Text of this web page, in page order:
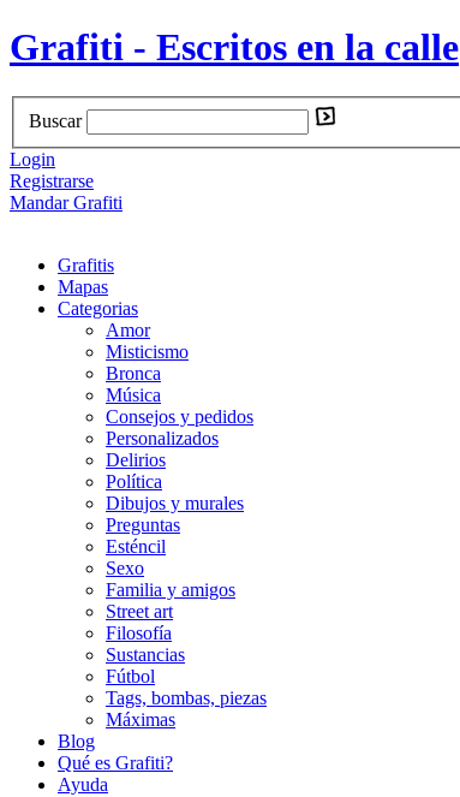
Grafiti - Escritos en la calle
Buscar
Login
Registrarse
Mandar Grafiti
Grafitis
Mapas
Categorias
Amor
Misticismo
Bronca
Música
Consejos y pedidos
Personalizados
Delirios
Política
Dibujos y murales
Preguntas
Esténcil
Sexo
Familia y amigos
Street art
Filosofía
Sustancias
Fútbol
Tags, bombas, piezas
Máximas
Blog
Qué es Grafiti?
Ayuda